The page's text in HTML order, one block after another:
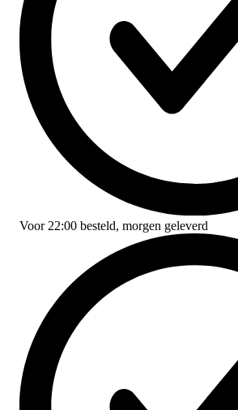
Voor 22:00 besteld, morgen geleverd